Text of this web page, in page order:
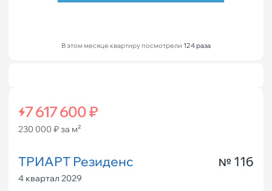
7 617 600 ₽
230 000 ₽ за м²
ТРИАРТ Резиденс № 11б
4 квартал 2029
В этом месяце квартиру посмотрели 124 раза